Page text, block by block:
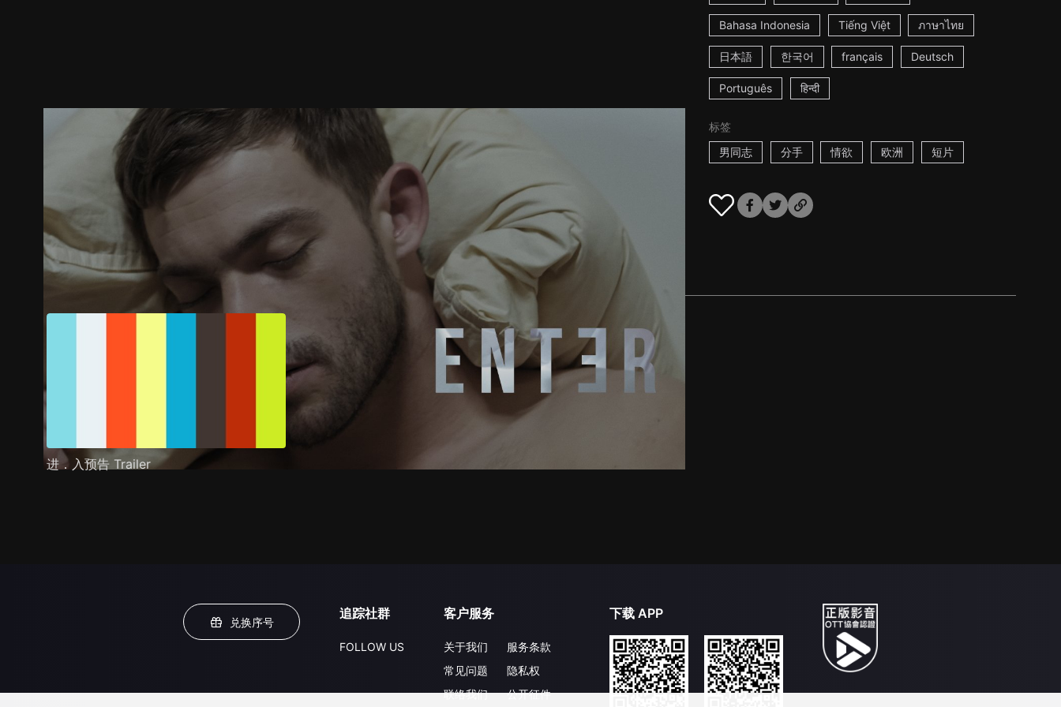
Bahasa Indonesia Tiếng Việt ภาษาไทย
日本語 한국어 français Deutsch
Português हिन्दी
标签
男同志
分手 情欲 欧洲 短片
预告 剧照 推荐影片 剧情介绍
进．入预告 Trailer
兑换序号
追踪社群
FOLLOW US
客户服务
关于我们
常见问题
联络我们
服务条款
隐私权
公开征件
下载 APP